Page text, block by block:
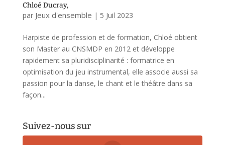
Chloé Ducray,
par Jeux d'ensemble | 5 Juil 2023
Harpiste de profession et de formation, Chloé obtient
son Master au CNSMDP en 2012 et développe
rapidement sa pluridisciplinarité : formatrice en
optimisation du jeu instrumental, elle associe aussi sa
passion pour la danse, le chant et le théâtre dans sa
façon...
Suivez-nous sur